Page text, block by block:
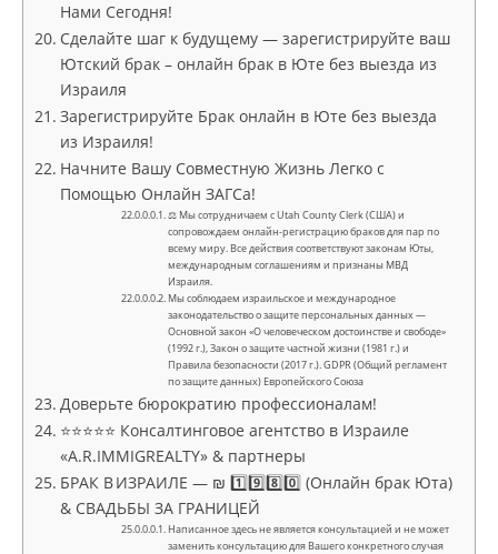
Нами Сегодня!
Сделайте шаг к будущему — зарегистрируйте ваш
Ютский брак – онлайн брак в Юте без выезда из
Израиля
Зарегистрируйте Брак онлайн в Юте без выезда
из Израиля!
Начните Вашу Совместную Жизнь Легко с
Помощью Онлайн ЗАГСа!
⚖ Мы сотрудничаем с Utah County Clerk (США) и
сопровождаем онлайн-регистрацию браков для пар по
всему миру. Все действия соответствуют законам Юты,
международным соглашениям и признаны МВД
Израиля.
Мы соблюдаем израильское и международное
законодательство о защите персональных данных —
Основной закон «О человеческом достоинстве и свободе»
(1992 г.), Закон о защите частной жизни (1981 г.) и
Правила безопасности (2017 г.). GDPR (Общий регламент
по защите данных) Европейского Союза
Доверьте бюрократию профессионалам!
⭐⭐⭐⭐⭐ Консалтинговое агентство в Израиле
«A.R.IMMIGREALTY» & партнеры
БРАК В ИЗРАИЛЕ — ₪ 1️⃣9️⃣8️⃣0️⃣ (Онлайн брак Юта)
& СВАДЬБЫ ЗА ГРАНИЦЕЙ
Написанное здесь не является консультацией и не может
заменить консультацию для Вашего конкретного случая